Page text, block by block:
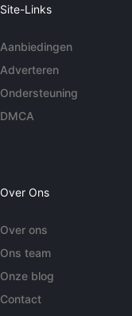
Site-Links
Aanbiedingen
Adverteren
Ondersteuning
DMCA
Over Ons
Over ons
Ons team
Onze blog
Contact